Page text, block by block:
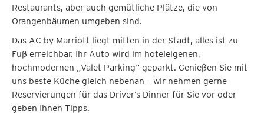
Restaurants, aber auch gemütliche Plätze, die von
Orangenbäumen umgeben sind.
Das AC by Marriott liegt mitten in der Stadt, alles ist zu
Fuß erreichbar. Ihr Auto wird im hoteleigenen,
hochmodernen „Valet Parking“ geparkt. Genießen Sie mit
uns beste Küche gleich nebenan – wir nehmen gerne
Reservierungen für das Driver’s Dinner für Sie vor oder
geben Ihnen Tipps.